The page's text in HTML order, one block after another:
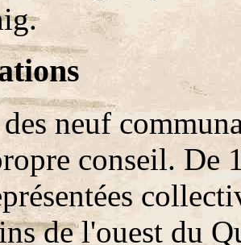
neuf
conseil. De
de l'ouest du